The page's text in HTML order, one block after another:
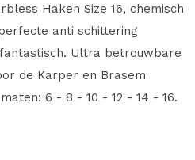
Haken Size 16, chemisch
anti schittering
Ultra betrouwbare
de Karper en Brasem
6 - 8 - 10 - 12 - 14 - 16.